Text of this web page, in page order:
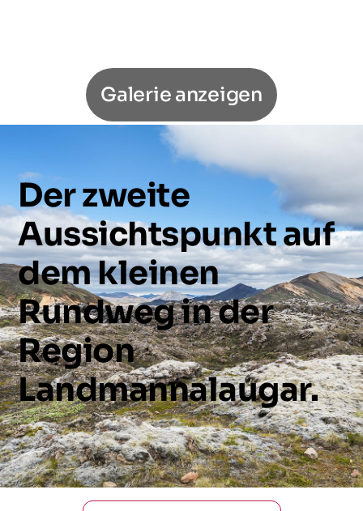
Galerie anzeigen
Derzweite
Aussichtspunktauf
demkleinen
Rundweginder
Region
Landmannalaugar.